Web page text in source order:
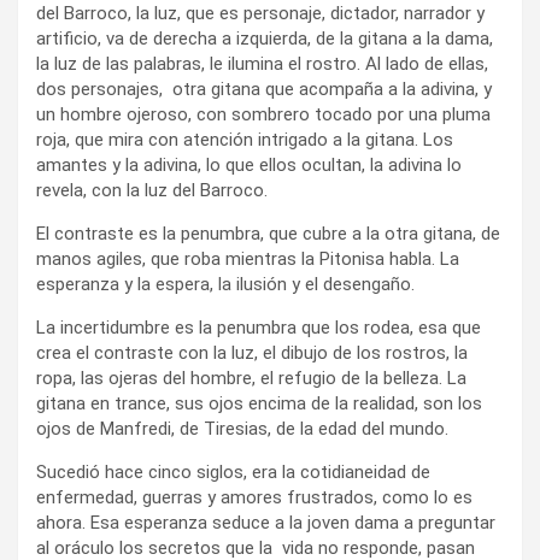
del Barroco, la luz, que es personaje, dictador, narrador y
artificio, va de derecha a izquierda, de la gitana a la dama,
la luz de las palabras, le ilumina el rostro. Al lado de ellas,
dos personajes, otra gitana que acompaña a la adivina, y
un hombre ojeroso, con sombrero tocado por una pluma
roja, que mira con atención intrigado a la gitana. Los
amantes y la adivina, lo que ellos ocultan, la adivina lo
revela, con la luz del Barroco.
El contraste es la penumbra, que cubre a la otra gitana, de
manos agiles, que roba mientras la Pitonisa habla. La
esperanza y la espera, la ilusión y el desengaño.
La incertidumbre es la penumbra que los rodea, esa que
crea el contraste con la luz, el dibujo de los rostros, la
ropa, las ojeras del hombre, el refugio de la belleza. La
gitana en trance, sus ojos encima de la realidad, son los
ojos de Manfredi, de Tiresias, de la edad del mundo.
Sucedió hace cinco siglos, era la cotidianeidad de
enfermedad, guerras y amores frustrados, como lo es
ahora. Esa esperanza seduce a la joven dama a preguntar
al oráculo los secretos que la vida no responde, pasan